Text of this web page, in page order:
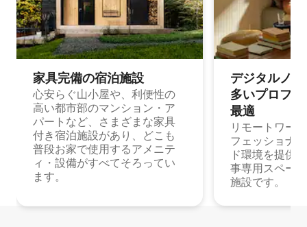
家具完備の宿⁠泊⁠施⁠設
心安らぐ山小屋や、利便性の
高い都市部のマンション・ア
パートなど、さまざまな家具
付き宿泊施設があり、どこも
普段お家で使用するアメニテ
ィ・設備がすべてそろってい
ます。
デジタルノ
多⁠いプ⁠ロ⁠フ⁠
最⁠適
リモートワー
フェッショナ
ド環境を提供
事専用スペー
施設です。